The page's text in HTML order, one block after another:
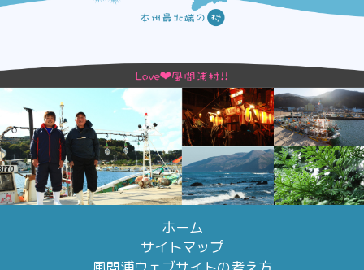
ホーム
サイトマップ